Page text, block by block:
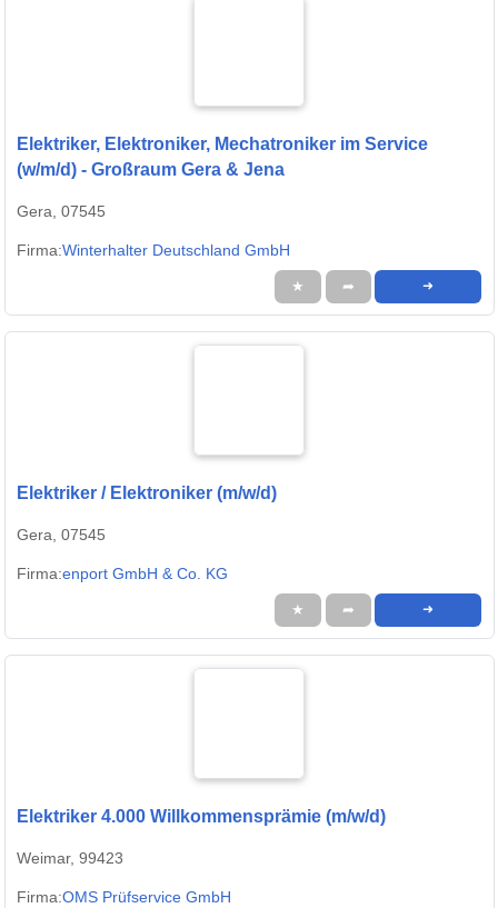
Elektriker, Elektroniker, Mechatroniker im Service
(w/m/d) - Großraum Gera & Jena
Gera, 07545
Firma:Winterhalter Deutschland GmbH
★ ➦ ➜
Elektriker / Elektroniker (m/w/d)
Gera, 07545
Firma:enport GmbH & Co. KG
★ ➦ ➜
Elektriker 4.000 Willkommensprämie (m/w/d)
Weimar, 99423
Firma:OMS Prüfservice GmbH